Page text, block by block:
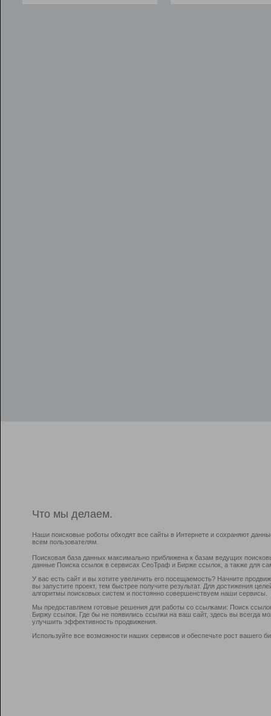
Что мы делаем.
Наши поисковые роботы обходят все сайты в Интернете и сохраняют
всем пользователям.
Поисковая база данных максимально приближена к базам ведущих
данные Поиска ссылок в сервисах СеоТраф и Бирже ссылок, а также для
У вас есть сайт и вы хотите увеличить его посещаемость? Начните
вы запустите проект, тем быстрее получите результат. Для достижения
алгоритмы поисковых систем и постоянно совершенствуем наши сервисы.
Мы предоставляем готовые решения для работы со ссылками: Поиск
Биржу ссылок. Где бы не появились ссылки на ваш сайт, здесь вы всегда
улучшить эффективность продвижения.
Используйте все возможности наших сервисов и обеспечьте рост вашего